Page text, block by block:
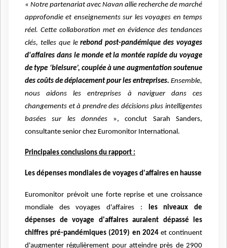
« Notre partenariat avec Navan allie recherche de marché
approfondie et enseignements sur les voyages en temps
réel. Cette collaboration met en évidence des tendances
clés, telles que lerebond post-pandémique des voyages
d'affaires dans le monde et la montée rapide du voyage
de type ‘bleisure’, couplée à une augmentation soutenue
des coûts de déplacement pour les entreprises. Ensemble,
nous aidons les entreprises à naviguer dans ces
changements et à prendre des décisions plus intelligentes
basées sur les données», conclut Sarah Sanders,
consultante senior chez Euromonitor International.
Principales conclusions du rapport :
Les dépenses mondiales de voyages d'affaires en hausse
Euromonitor prévoit une forte reprise et une croissance
mondiale des voyages d'affaires :
les niveaux de
dépenses de voyage d'affaires auraient dépassé les
chiffres pré-pandémiques (2019) en 2024et continuent
d'augmenter régulièrement pour atteindre près de 2900